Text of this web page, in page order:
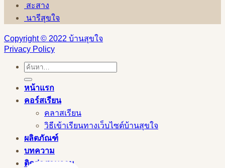
สะสาง
นารีสุขใจ
Copyright © 2022 บ้านสุขใจ
Privacy Policy
ค้นหา:
หน้าแรก
คอร์สเรียน
คลาสเรียน
วิธีเข้าเรียนทางเว็บไซต์บ้านสุขใจ
ผลิตภัณฑ์
บทความ
ติดต่อสอบถาม